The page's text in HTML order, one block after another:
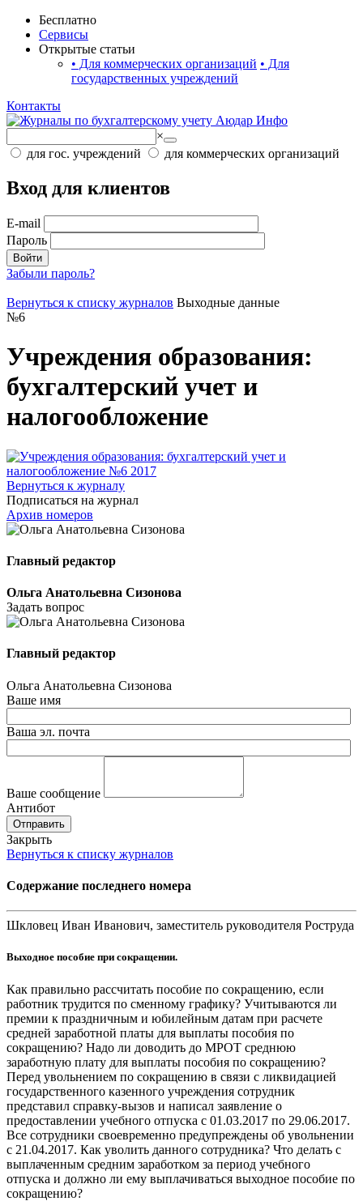
Бесплатно
Сервисы
Открытые статьи
• Для коммерческих организаций • Для
государственных учреждений
Контакты
×
для гос. учреждений
для коммерческих организаций
Вход для клиентов
E-mail
Пароль
Войти
Забыли пароль?
Вернуться к списку журналов Выходные данные
№6
Учреждения образования:
бухгалтерский учет и
налогообложение
Вернуться к журналу
Подписаться на журнал
Архив номеров
Главный редактор
Ольга Анатольевна Сизонова
Задать вопрос
Главный редактор
Ольга Анатольевна Сизонова
Ваше имя
Ваша эл. почта
Ваше сообщение
Антибот
Отправить
Закрыть
Вернуться к списку журналов
Содержание последнего номера
Шкловец Иван Иванович, заместитель руководителя Роструда
Выходное пособие при сокращении.
Как правильно рассчитать пособие по сокращению, если
работник трудится по сменному графику? Учитываются ли
премии к праздничным и юбилейным датам при расчете
средней заработной платы для выплаты пособия по
сокращению? Надо ли доводить до МРОТ среднюю
заработную плату для выплаты пособия по сокращению?
Перед увольнением по сокращению в связи с ликвидацией
государственного казенного учреждения сотрудник
представил справку-вызов и написал заявление о
предоставлении учебного отпуска с 01.03.2017 по 29.06.2017.
Все сотрудники своевременно предупреждены об увольнении
с 21.04.2017. Как уволить данного сотрудника? Что делать с
выплаченным средним заработком за период учебного
отпуска и должно ли ему выплачиваться выходное пособие по
сокращению?